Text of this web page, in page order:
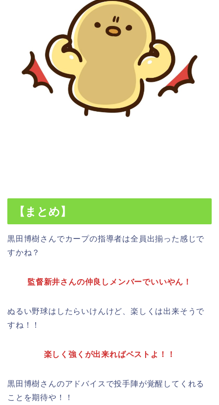
【まとめ】
黒田博樹さんでカープの指導者は全員出揃った感じで
すかね？
監督新井さんの仲良しメンバーでいいやん！
ぬるい野球はしたらいけんけど、楽しくは出来そうで
すね！！
楽しく強くが出来ればベストよ！！
黒田博樹さんのアドバイスで投手陣が覚醒してくれる
ことを期待や！！